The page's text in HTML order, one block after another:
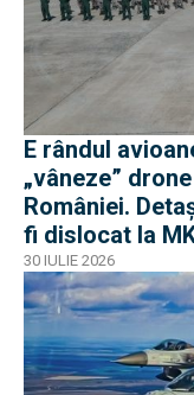
E rândul
„vâneze”
României.
fi dislocat la
aerian românesc
30 IULIE 2026